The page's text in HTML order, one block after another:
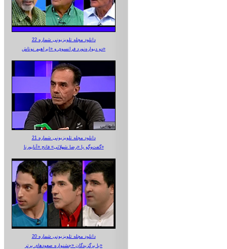
دانلود مجله تلویزیونی شماره 22
دو دیواره‌نورد فرانسوی و «ابراهیم نوتاش»
دانلود مجله تلویزیونی شماره 21
گفت‌وگو با «رضا شهلائی» فاتح «آناپورنا»
دانلود مجله تلویزیونی شماره 20
با برگزیدگان «جشنواره صعودهای برتر»